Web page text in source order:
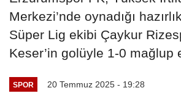
Merkezi’nde oynadığı
Süper Lig ekibi Çaykur
Keser’in golüyle 1-0 mağlup
SPOR 20 Temmuz 2025 - 19:28